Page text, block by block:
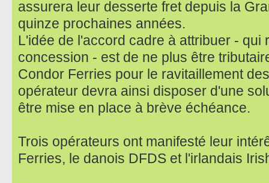
assurera leur desserte fret depuis la
quinze prochaines années.
L'idée de l'accord cadre à attribuer - qui
concession - est de ne plus être
Condor Ferries pour le ravitaillement
opérateur devra ainsi disposer d'une
être mise en place à brève échéance.
Trois opérateurs ont manifesté leur
Ferries, le danois DFDS et l'irlandais